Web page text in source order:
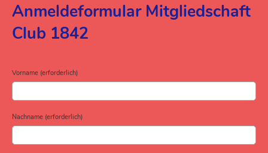
Anmeldeformular Mitgliedschaft
Club 1842
Vorname (erforderlich)
Nachname (erforderlich)